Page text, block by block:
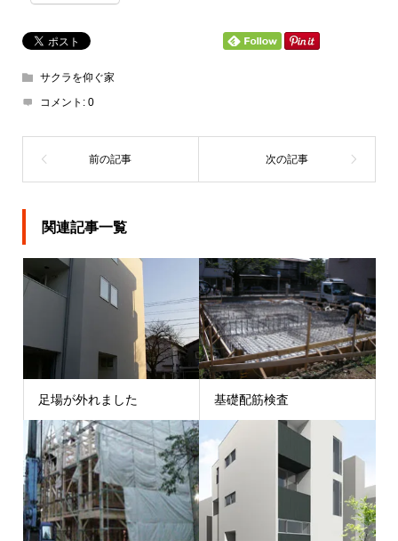
サクラを仰ぐ家
コメント: 0
関連記事一覧
足場が外れました 基礎配筋検査